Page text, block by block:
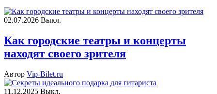
02.07.2026 Выкл.
Как городские театры и концерты
находят своего зрителя
Автор Vip-Bilet.ru
11.12.2025 Выкл.